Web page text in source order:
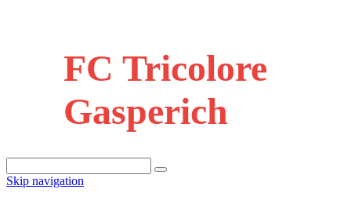
FC Tricolore
Gasperich
Skip navigation